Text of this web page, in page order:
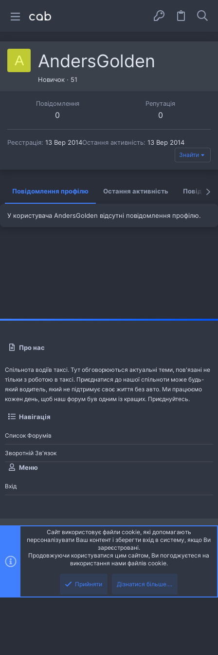
A AndersGolden
Новичок · 51
Повідомлення
0
Репутація
0
Реєстрація 13 Вер 2014Остання активність 13 Вер 2014
Знайти
Повідомлення профілю Остання активність
У користувача AndersGolden відсутні повідомлення профілю.
Про нас
Спільнота водіїв таксі. Тут обговорюються актуальні теми, пов'язані не
тільки з роботою в таксі. Приєднатися до нашої спільноти може будь-
який водитель, який не підтримує своє життя без авто. Ми працюємо
кожен день, щоб наш форум був одним із кращих. Приєднуйтесь.
Навігація
Список Форумів
Зворотній Зв'язок
Меню
Вхід
Ніч
Українська (UA)
S
Community platform by XenForo® © 2010-2026 XenForo Ltd.
Community platform by XenForo © 2010-2022 XenForo Ltd. | dev: Pages
Сайт використовує файли cookie, які допомагають
персоналізувати Ваш контент і зберегти вхід в систему, якщо Ви
зареєстровані.
Продовжуючи користуватися цим сайтом, Ви погоджуєтеся на
використання нами файлів cookie.
Прийняти Дізнатися більше....